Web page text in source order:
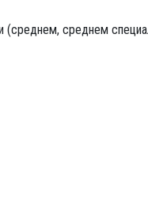
(среднем, среднем